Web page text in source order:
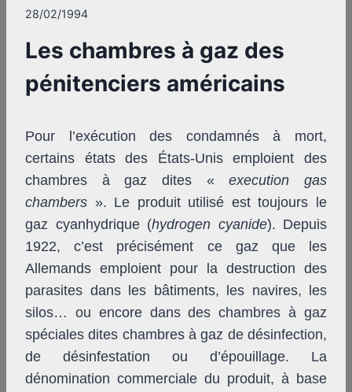
28/02/1994
Les chambres à gaz des
pénitenciers américains
Pour l’exécution des condamnés à mort,
certains états des États-Unis emploient des
chambres à gaz dites «execution gas
chambers ». Le produit utilisé est toujours le
gaz cyanhydrique (hydrogen cyanide). Depuis
1922, c’est précisément ce gaz que les
Allemands emploient pour la destruction des
parasites dans les bâtiments, les navires, les
silos… ou encore dans des chambres à gaz
spéciales dites chambres à gaz de désinfection,
de désinfestation ou d’épouillage. La
dénomination commerciale du produit, à base